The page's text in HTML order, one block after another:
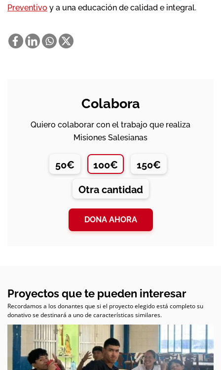
Preventivo y a una educación de calidad e integral.
Colabora
Quiero colaborar con el trabajo que realiza
Misiones Salesianas
50€ 100€ 150€
Otra cantidad
DONA AHORA
Proyectos que te pueden interesar
Recordamos a los donantes que si el proyecto elegido está completo su
donativo se destinará a uno de características similares.